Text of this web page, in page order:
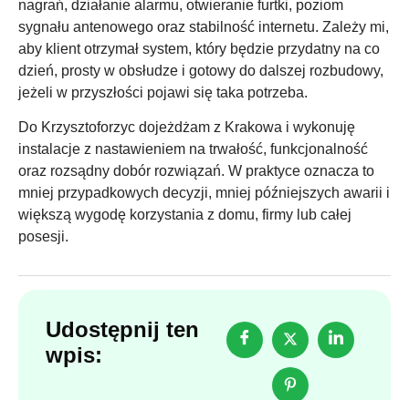
nagrań, działanie alarmu, otwieranie furtki, poziom
sygnału antenowego oraz stabilność internetu. Zależy mi,
aby klient otrzymał system, który będzie przydatny na co
dzień, prosty w obsłudze i gotowy do dalszej rozbudowy,
jeżeli w przyszłości pojawi się taka potrzeba.
Do Krzysztoforzyc dojeżdżam z Krakowa i wykonuję
instalacje z nastawieniem na trwałość, funkcjonalność
oraz rozsądny dobór rozwiązań. W praktyce oznacza to
mniej przypadkowych decyzji, mniej późniejszych awarii i
większą wygodę korzystania z domu, firmy lub całej
posesji.
Udostępnij ten
wpis: